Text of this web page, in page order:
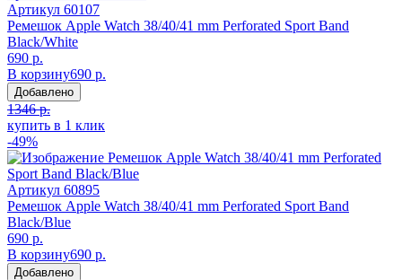
Артикул 60107
Ремешок Apple Watch 38/40/41 mm Perforated Sport Band
Black/White
690 р.
В корзину690 р.
Добавлено
1346 р.
купить в 1 клик
-49%
Артикул 60895
Ремешок Apple Watch 38/40/41 mm Perforated Sport Band
Black/Blue
690 р.
В корзину690 р.
Добавлено